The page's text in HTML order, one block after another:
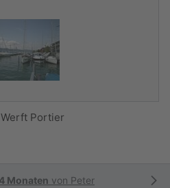
Portier
Monaten von Peter